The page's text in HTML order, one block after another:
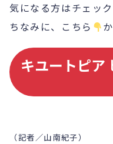
気になる方はチェッ
ちなみに、こちら
キユートピア
（記者／山南紀子）